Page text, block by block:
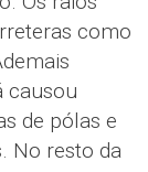
como
causou
de pólas e
No resto da